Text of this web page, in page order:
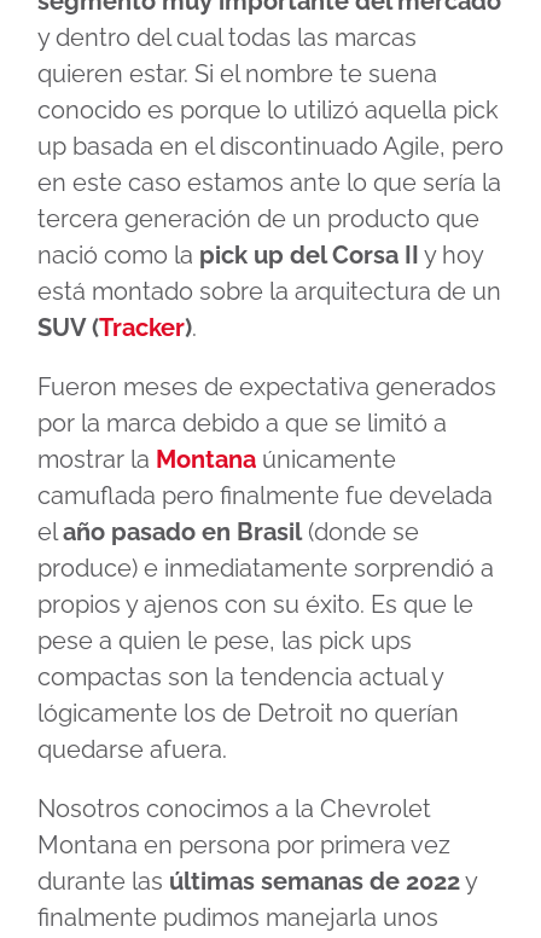
y dentro del cual todas las marcas
quieren estar. Si el nombre te suena
conocido es porque lo utilizó aquella pick
up basada en el discontinuado Agile, pero
en este caso estamos ante lo que sería la
tercera generación de un producto que
nació como la pick up del Corsa II y hoy
está montado sobre la arquitectura de un
SUV (Tracker).
Fueron meses de expectativa generados
por la marca debido a que se limitó a
mostrar la Montana únicamente
camuflada pero finalmente fue develada
elaño pasado en Brasil(donde se
produce) e inmediatamente sorprendió a
propios y ajenos con su éxito. Es que le
pese a quien le pese, las pick ups
compactas son la tendencia actual y
lógicamente los de Detroit no querían
quedarse afuera.
Nosotros conocimos a la Chevrolet
Montana en persona por primera vez
durante las últimas semanas de 2022y
finalmente pudimos manejarla unos